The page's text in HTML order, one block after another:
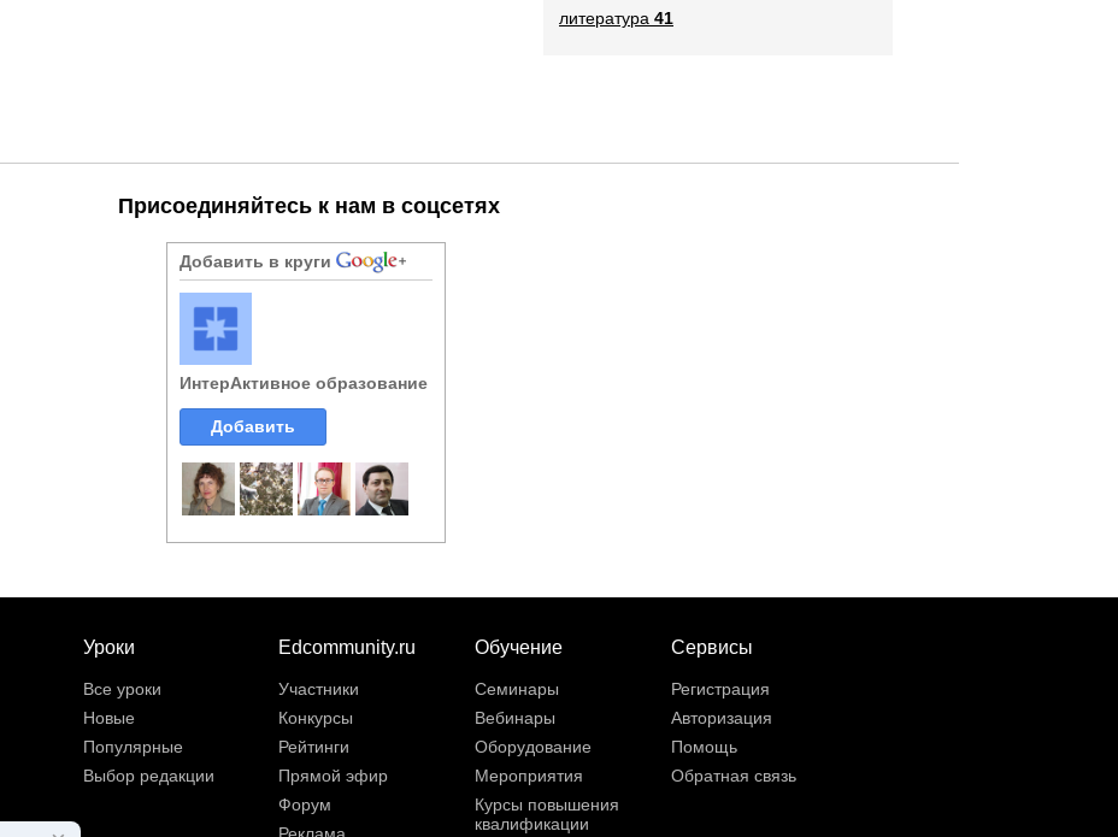
литература 41
Присоединяйтесь к нам в соцсетях
Добавить в круги
ИнтерАктивное образование
Добавить
Уроки
Все уроки
Новые
Популярные
Выбор редакции
Edcommunity.ru
Участники
Конкурсы
Рейтинги
Прямой эфир
Форум
Реклама
Обучение
Семинары
Вебинары
Оборудование
Мероприятия
Курсы повышения
квалификации
Сервисы
Регистрация
Авторизация
Помощь
Обратная связь